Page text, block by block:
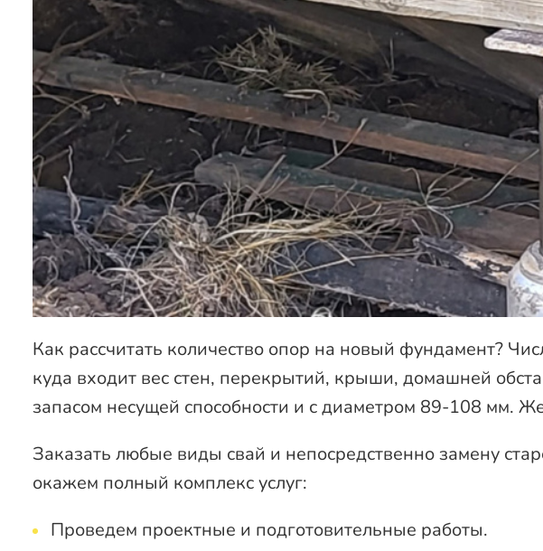
Как рассчитать количество опор на новый фундамент?
куда входит вес стен, перекрытий, крыши, домашней
запасом несущей способности и с диаметром 89-108 мм.
Заказать любые виды свай и непосредственно замену
окажем полный комплекс услуг:
Проведем проектные и подготовительные работы.